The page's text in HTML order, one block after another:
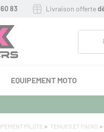
83 Livraison offerte
EQUIPEMENT MOTO
PILOTE TENUES ET PACKS